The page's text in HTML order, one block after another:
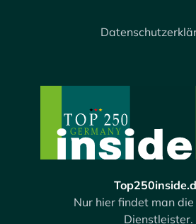
Nur hier findet man
Dienstleister.